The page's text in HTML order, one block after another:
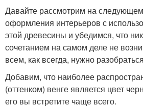
Давайте рассмотрим на следующем
оформления интерьеров с
этой древесины и убедимся, что
сочетанием на самом деле не
всем, как всегда, нужно
Добавим, что наиболее
(оттенком) венге является цвет
его вы встретите чаще всего.